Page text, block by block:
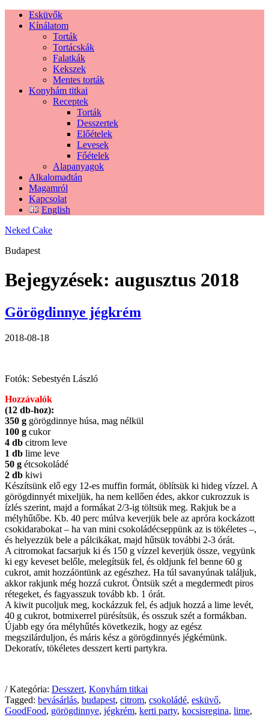
Esküvők
Kínálatom
Torták
Tortácskák
Falatkák
Kekszek
Mentes torták
Konyhám titkai
Receptek
Torták
Desszertek
Előételek
Levesek
Főételek
Alapanyagok
Alkalomadtán
Magamról
Kapcsolat
English
Neked Cake
Budapest
Bejegyzések: augusztus 2018
Görögdinnye jégkrém
2018-08-18
Fotók: Sebestyén László
Hozzávalók
(12 db-hoz):
350 g görögdinnye húsa, mag nélkül
100 g cukor
4 db citrom leve
1 db lime leve
50 g étcsokoládé
2 db kiwi
Készítsünk elő egy 12-es muffin formát, öblítsük ki hideg vízzel. A
görögdinnyét mixeljük, ha nem kellően édes, akkor cukrozzuk is
ízlés szerint, majd a formákat 2/3-ig töltsük meg. Rakjuk be a
mélyhűtőbe. Kb. 40 perc múlva keverjük bele az apróra kockázott
csokidarabokat – ha van mini csokoládécseppünk az is tökéletes –,
és helyezzük bele a pálcikákat, majd hűtsük további 2-3 órát.
A citromokat facsarjuk ki és 150 g vízzel keverjük össze, vegyünk
ki egy keveset belőle, melegítsük fel, és oldjunk fel benne 60 g
cukrot, amit hozzáöntünk az egészhez. Ha túl savanyúnak találjuk,
akkor rakjunk még hozzá cukrot. Öntsük szét a megdermedt piros
rétegeket, és fagyasszuk tovább kb. 1 órát.
A kiwit pucoljuk meg, kockázzuk fel, és adjuk hozzá a lime levét,
40 g cukrot, botmixerrel pürésítsük, és osszuk szét a formákban.
Újabb egy óra mélyhűtés következik, hogy az egész
megszilárduljon, és máris kész a görögdinnyés jégkémünk.
Dekoratív, tökéletes desszert kerti partykra.
/ Kategória: Desszert, Konyhám titkai
Tagged: bevásárlás, budapest, citrom, csokoládé, esküvő,
GoodFood, görögdinnye, jégkrém, kerti party, kocsisregina, lime,